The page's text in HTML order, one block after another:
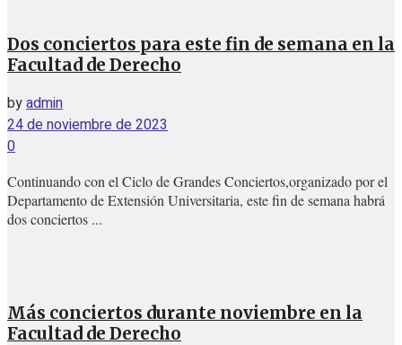
Dos conciertos para este fin de semana en la
Facultad de Derecho
byadmin
24 de noviembre de 2023
0
Continuando con el Ciclo de Grandes Conciertos,organizado por el
Departamento de Extensión Universitaria, este fin de semana habrá
dos conciertos ...
Más conciertos durante noviembre en la
Facultad de Derecho